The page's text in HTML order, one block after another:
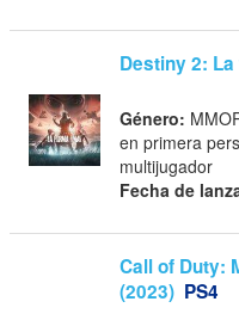
Destiny 2:
Género:
en primera
multijugador
Fecha de
Call of Duty:
(2023) PS4